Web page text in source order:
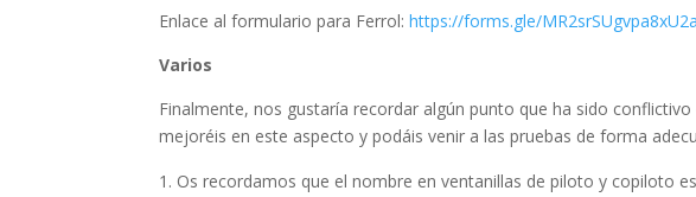
Enlace al formulario para Ferrol:https://forms.gle/
Varios
Finalmente, nos gustaría recordar algún punto que ha sido
mejoréis en este aspecto y podáis venir a las pruebas de forma
Os recordamos que el nombre en ventanillas de piloto y copiloto